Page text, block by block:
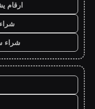
ارقام
شراء